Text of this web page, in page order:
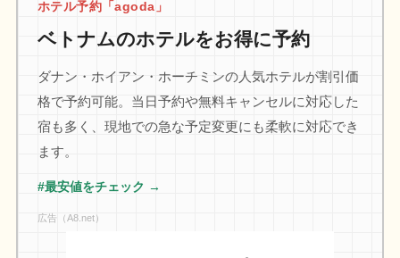
ホテル予約「agoda」
ベトナムのホテルをお得に予約
ダナン・ホイアン・ホーチミンの人気ホテルが割引価
格で予約可能。当日予約や無料キャンセルに対応した
宿も多く、現地での急な予定変更にも柔軟に対応でき
ます。
#最安値をチェック →
広告（A8.net）